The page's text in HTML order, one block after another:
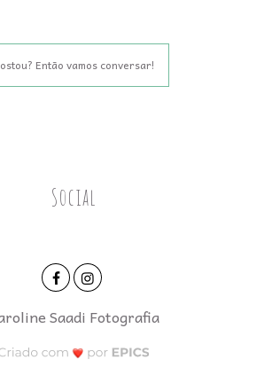
Então vamos conversar!
Social
Saadi Fotografia